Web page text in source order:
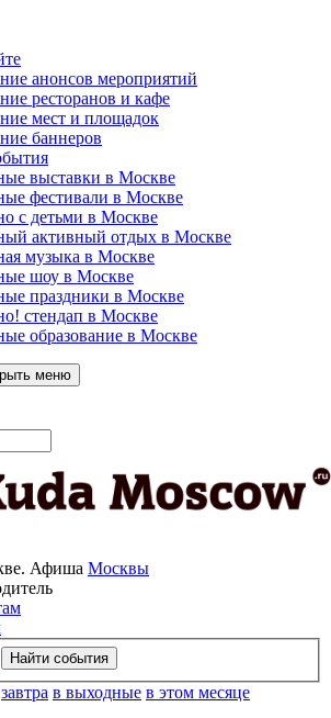
анонсов мероприятий
ресторанов и кафе
мест и площадок
баннеров
выставки в Москве
фестивали в Москве
с детьми в Москве
активный отдых в Москве
музыка в Москве
шоу в Москве
праздники в Москве
стендап в Москве
образование в Москве
меню
Афиша Москвы
завтра в выходные в этом месяце